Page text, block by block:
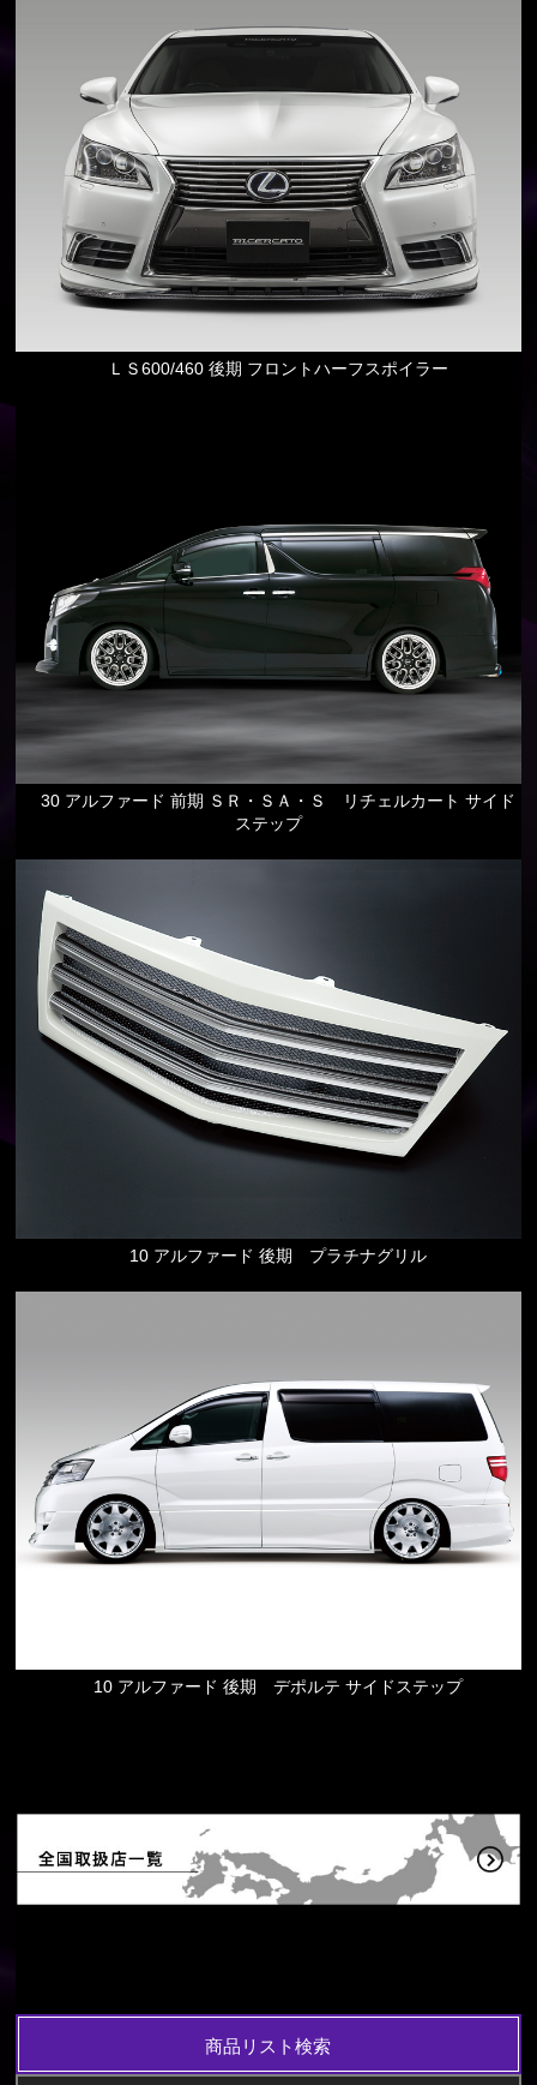
ＬＳ600/460 後期 フロントハーフスポイラー
30 アルファード 前期 ＳＲ・ＳＡ・Ｓ リチェルカート サイド
ステップ
10 アルファード 後期 プラチナグリル
10 アルファード 後期 デポルテ サイドステップ
商品リスト検索